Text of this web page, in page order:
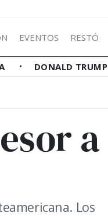
EVENTOS RESTÓ
DONALD TRUMP
a
Los